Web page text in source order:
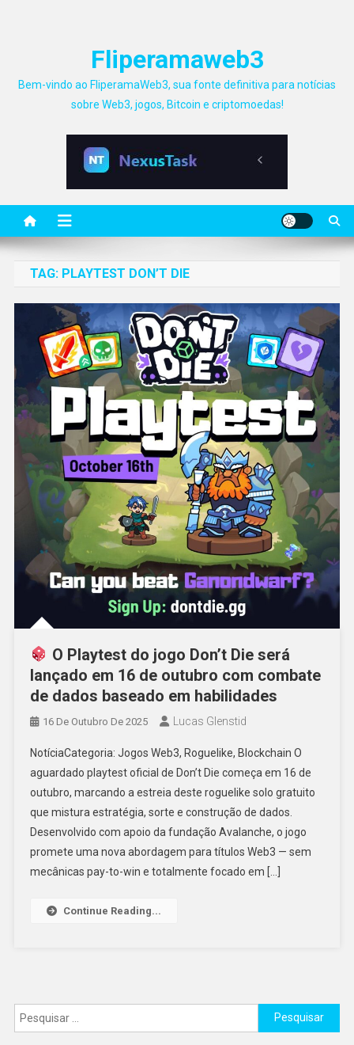
Fliperamaweb3
Bem-vindo ao FliperamaWeb3, sua fonte definitiva para notícias
sobre Web3, jogos, Bitcoin e criptomoedas!
TAG: PLAYTEST DON’T DIE
O Playtest do jogo Don’t Die será
lançado em 16 de outubro com combate
de dados baseado em habilidades
16 De Outubro De 2025 Lucas Glenstid
NotíciaCategoria: Jogos Web3, Roguelike, Blockchain O
aguardado playtest oficial de Don’t Die começa em 16 de
outubro, marcando a estreia deste roguelike solo gratuito
que mistura estratégia, sorte e construção de dados.
Desenvolvido com apoio da fundação Avalanche, o jogo
promete uma nova abordagem para títulos Web3 — sem
mecânicas pay-to-win e totalmente focado em […]
Continue Reading...
Pesquisar
por: